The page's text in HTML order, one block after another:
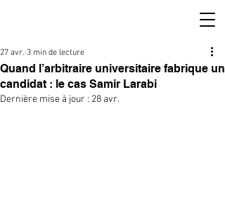
Quand l’arbitraire universitaire fabrique un
candidat : le cas Samir Larabi
27 avr. 3 min de lecture
Dernière mise à jour : 28 avr.